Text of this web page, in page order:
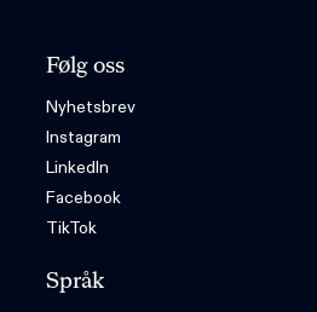
Følg oss
Nyhetsbrev
Instagram
LinkedIn
Facebook
TikTok
Språk